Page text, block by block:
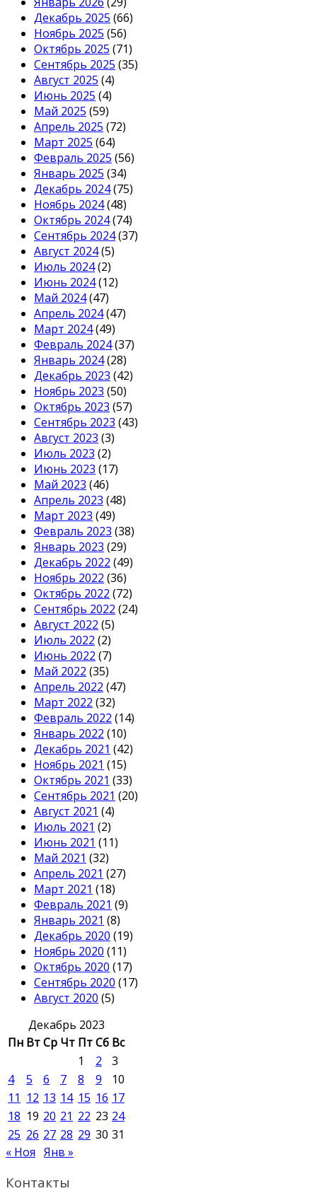
Декабрь 2025 (66)
Ноябрь 2025 (56)
Октябрь 2025 (71)
Сентябрь 2025 (35)
Август 2025 (4)
Июнь 2025 (4)
Май 2025 (59)
Апрель 2025 (72)
Март 2025 (64)
Февраль 2025 (56)
Январь 2025 (34)
Декабрь 2024(75)
Ноябрь 2024(48)
Октябрь 2024(74)
Сентябрь 2024(37)
Август 2024(5)
Июль 2024(2)
Июнь 2024(12)
Май 2024(47)
Апрель 2024(47)
Март 2024(49)
Февраль 2024(37)
Январь 2024(28)
Декабрь 2023 (42)
Ноябрь 2023 (50)
Октябрь 2023 (57)
Сентябрь 2023 (43)
Август 2023 (3)
Июль 2023 (2)
Июнь 2023 (17)
Май 2023 (46)
Апрель 2023 (48)
Март 2023 (49)
Февраль 2023 (38)
Январь 2023 (29)
Декабрь 2022 (49)
Ноябрь 2022 (36)
Октябрь 2022 (72)
Сентябрь 2022 (24)
Август 2022 (5)
Июль 2022 (2)
Июнь 2022 (7)
Май 2022 (35)
Апрель 2022 (47)
Март 2022 (32)
Февраль 2022 (14)
Январь 2022 (10)
Декабрь 2021 (42)
Ноябрь 2021 (15)
Октябрь 2021 (33)
Сентябрь 2021 (20)
Август 2021 (4)
Июль 2021 (2)
Июнь 2021 (11)
Май 2021 (32)
Апрель 2021 (27)
Март 2021 (18)
Февраль 2021 (9)
Январь 2021 (8)
Декабрь 2020 (19)
Ноябрь 2020 (11)
Октябрь 2020 (17)
Сентябрь 2020 (17)
Август 2020 (5)
Декабрь 2023
Пн ВтСр Чт ПтСб Вс
1
2
3
4
5 6 7 8 9
10
11 12 13 14 15 16 17
18 19 20 21 22 23 24
25 26 27 28 29 30 31
« Ноя Янв »
Контакты